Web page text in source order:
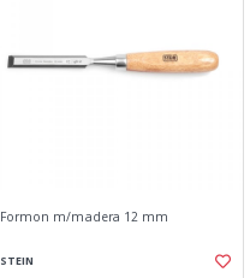
Formon m/madera 12 mm
STEIN